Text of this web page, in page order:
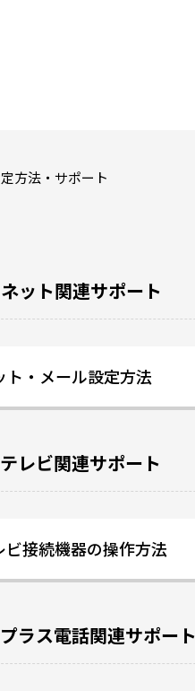
方法・サポート
ット関連サポート
ト・メール設定方法
レビ関連サポート
ビ接続機器の操作方法
ラス電話関連サポート